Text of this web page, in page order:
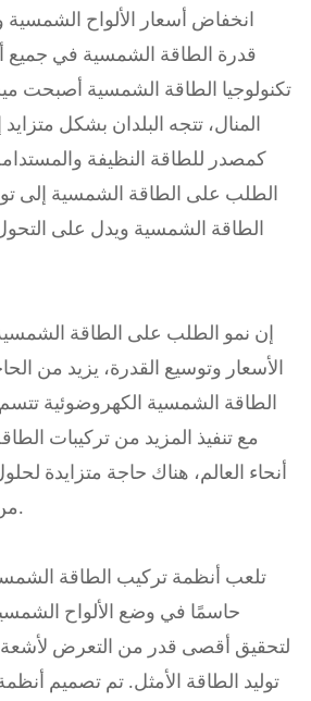
انخفاض أسعار الألواح
قدرة الطاقة الشمسية في جميع
تكنولوجيا الطاقة الشمسية أصبحت
المنال، تتجه البلدان بشكل
كمصدر للطاقة النظيفة
الطلب على الطاقة الشمسية إلى
الطاقة الشمسية ويدل على
إن نمو الطلب على الطاقة
الأسعار وتوسيع القدرة، يزيد من
الطاقة الشمسية الكهروضوئية تتسم
مع تنفيذ المزيد من تركيبات
أنحاء العالم، هناك حاجة متزايدة
من حيث التكلفة ومرنة.
تلعب أنظمة تركيب الطاقة
حاسمًا في وضع الألواح
لتحقيق أقصى قدر من التعرض
توليد الطاقة الأمثل. تم تصميم